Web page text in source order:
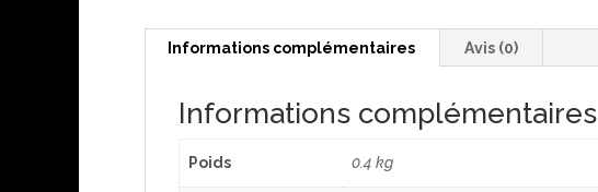
Informations complémentaires Avis (0)
Informations complémentaires
Poids 0.4 kg